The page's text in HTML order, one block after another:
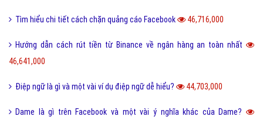
Tìm hiểu chi tiết cách chặn quảng cáo Facebook 46,716,000
Hướng dẫn cách rút tiền từ Binance về ngân hàng an toàn nhất
46,641,000
Điệp ngữ là gì và một vài ví dụ điệp ngữ dễ hiểu? 44,703,000
Dame là gì trên Facebook và một vài ý nghĩa khác của Dame?